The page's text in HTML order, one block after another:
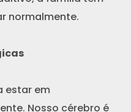
normalmente.
estar em
Nosso cérebro é